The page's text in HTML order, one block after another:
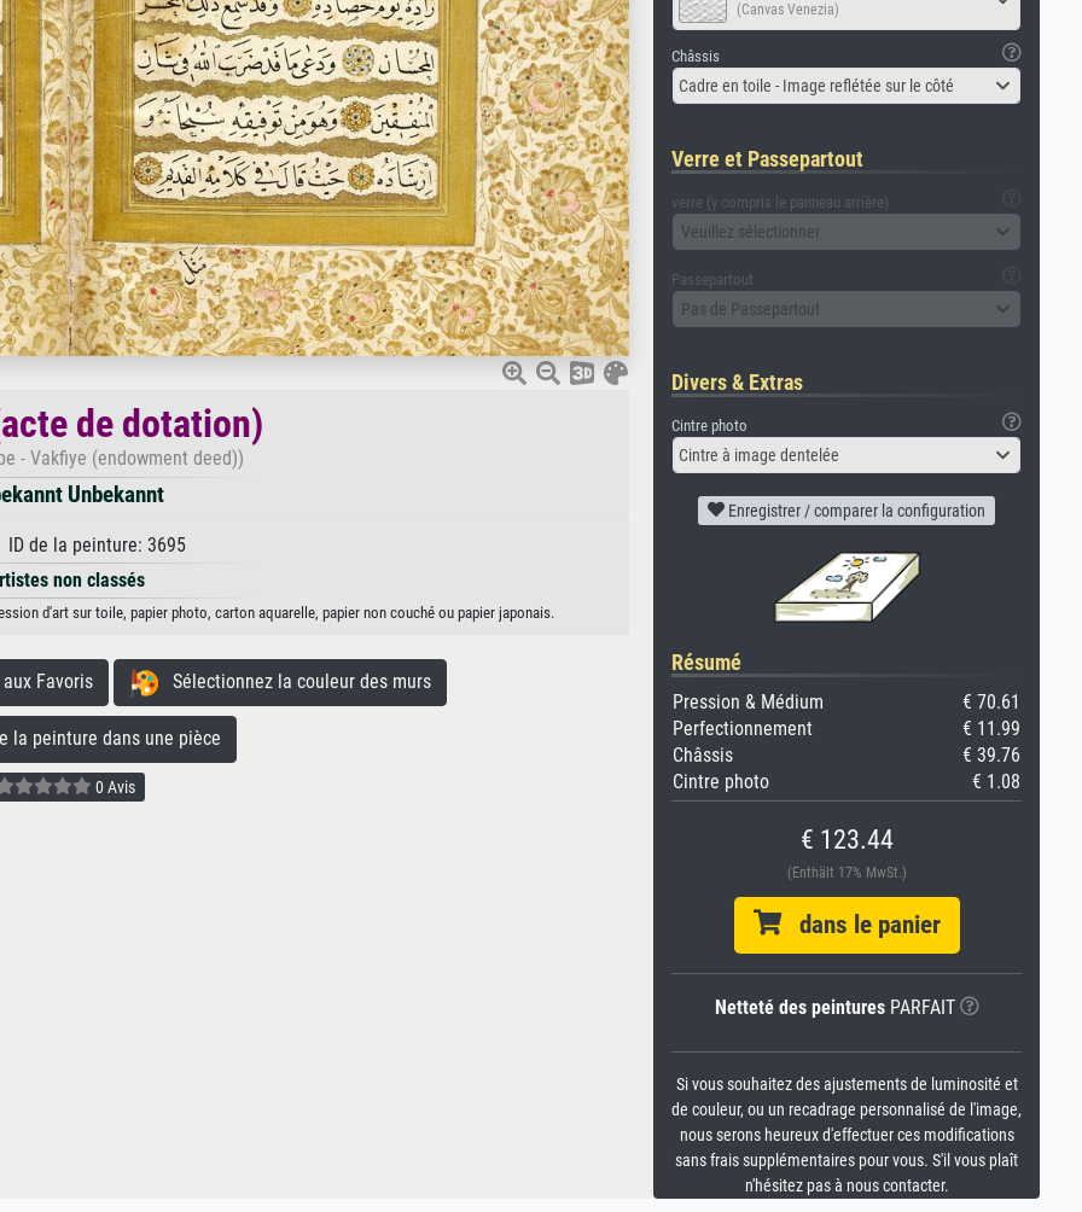
de dotation)
- Vakfiye (endowment deed))
Unbekannt
ID de la peinture: 3695
non classés
d'art sur toile, papier photo, carton aquarelle, papier non couché ou papier japonais.
Favoris Sélectionnez la couleur des murs
peinture dans une pièce
0 Avis
(Canvas Venezia)
Châssis
Cadre en toile - Image reflétée sur le côté
Verre et Passepartout
verre (y compris le panneau arrière)
Veuillez sélectionner
Passepartout
Pas de Passepartout
Divers & Extras
Cintre photo
Cintre à image dentelée
Enregistrer / comparer la configuration
Résumé
Pression & Médium
€ 70.61
Perfectionnement
€ 11.99
Châssis
€ 39.76
Cintre photo
€ 1.08
€ 123.44
(Enthält 17% MwSt.)
dans le panier
Netteté des peinturesPARFAIT
Si vous souhaitez des ajustements de luminosité et
de couleur, ou un recadrage personnalisé de l'image,
nous serons heureux d'effectuer ces modifications
sans frais supplémentaires pour vous. S'il vous plaît
n'hésitez pas à nous contacter.